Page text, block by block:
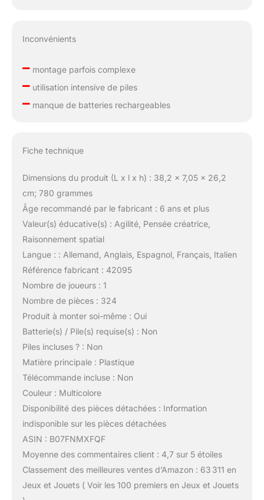
Inconvénients
–montage parfois complexe
–utilisation intensive de piles
–manque de batteries rechargeables
Fiche technique
Dimensions du produit (L x l x h) : 38,2 x 7,05 x 26,2
cm; 780 grammes
Âge recommandé par le fabricant : 6 ans et plus
Valeur(s) éducative(s) : Agilité, Pensée créatrice,
Raisonnement spatial
Langue : : Allemand, Anglais, Espagnol, Français, Italien
Référence fabricant : 42095
Nombre de joueurs : 1
Nombre de pièces : 324
Produit à monter soi-même : Oui
Batterie(s) / Pile(s) requise(s) : Non
Piles incluses ? : Non
Matière principale : Plastique
Télécommande incluse : Non
Couleur : Multicolore
Disponibilité des pièces détachées : Information
indisponible sur les pièces détachées
ASIN : B07FNMXFQF
Moyenne des commentaires client : 4,7 sur 5 étoiles
Classement des meilleures ventes d’Amazon : 63 311 en
Jeux et Jouets ( Voir les 100 premiers en Jeux et Jouets